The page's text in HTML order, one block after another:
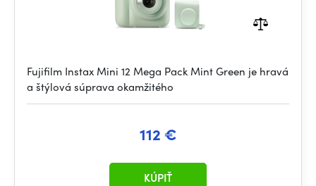
Fujifilm Instax Mini 12 Mega Pack Mint Green je hravá
a štýlová súprava okamžitého
112 €
KÚPIŤ